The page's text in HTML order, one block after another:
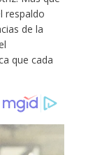
respaldo
de la
que cada